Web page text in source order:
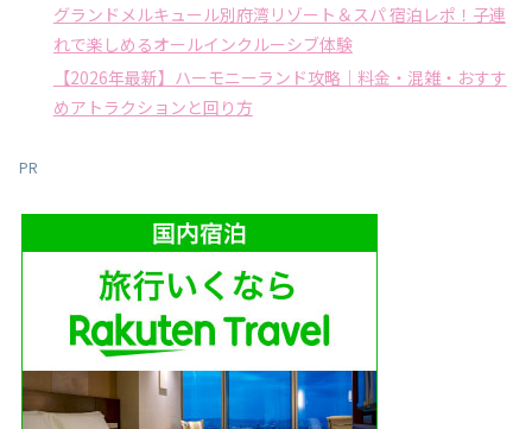
グランドメルキュール別府湾リゾート＆スパ 宿泊レポ！子連
れで楽しめるオールインクルーシブ体験
【2026年最新】ハーモニーランド攻略｜料金・混雑・おすす
めアトラクションと回り方
PR